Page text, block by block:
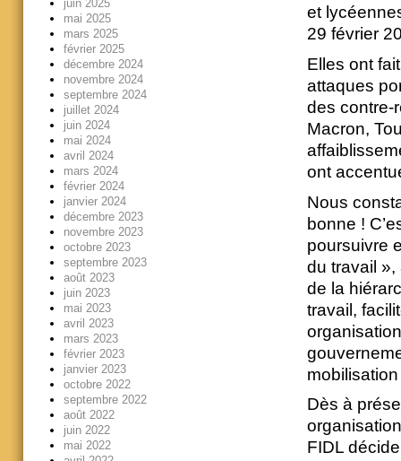
et
29 février
Elles ont
attaques
des contre-
Macron,
ont
Nous
bonne !
poursuivre
du travail
de la
travail,
Dès à
FIDL
juin 2025
mai 2025
mars 2025
février 2025
décembre 2024
novembre 2024
septembre 2024
juillet 2024
juin 2024
mai 2024
avril 2024
mars 2024
février 2024
janvier 2024
décembre 2023
novembre 2023
octobre 2023
septembre 2023
août 2023
juin 2023
mai 2023
avril 2023
mars 2023
février 2023
janvier 2023
octobre 2022
septembre 2022
août 2022
juin 2022
mai 2022